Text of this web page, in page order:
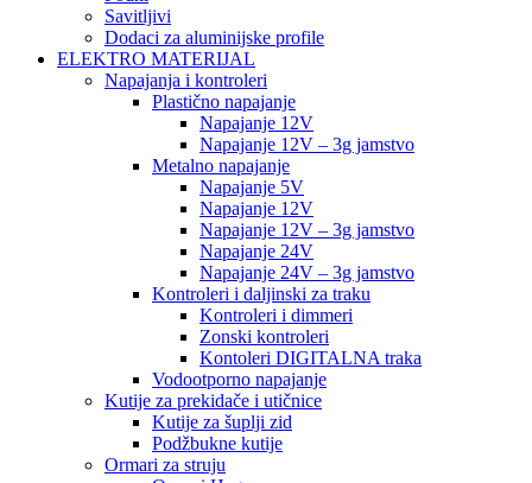
Savitljivi
Dodaci za aluminijske profile
ELEKTRO MATERIJAL
Napajanja i kontroleri
Plastično napajanje
Napajanje 12V
Napajanje 12V – 3g jamstvo
Metalno napajanje
Napajanje 5V
Napajanje 12V
Napajanje 12V – 3g jamstvo
Napajanje 24V
Napajanje 24V – 3g jamstvo
Kontroleri i daljinski za traku
Kontroleri i dimmeri
Zonski kontroleri
Kontoleri DIGITALNA traka
Vodootporno napajanje
Kutije za prekidače i utičnice
Kutije za šuplji zid
Podžbukne kutije
Ormari za struju